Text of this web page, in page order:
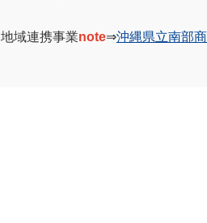
地域連携事業note⇒沖縄県立南部